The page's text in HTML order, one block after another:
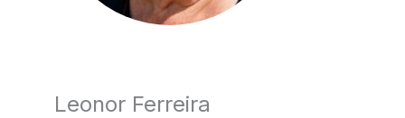
Leonor Ferreira